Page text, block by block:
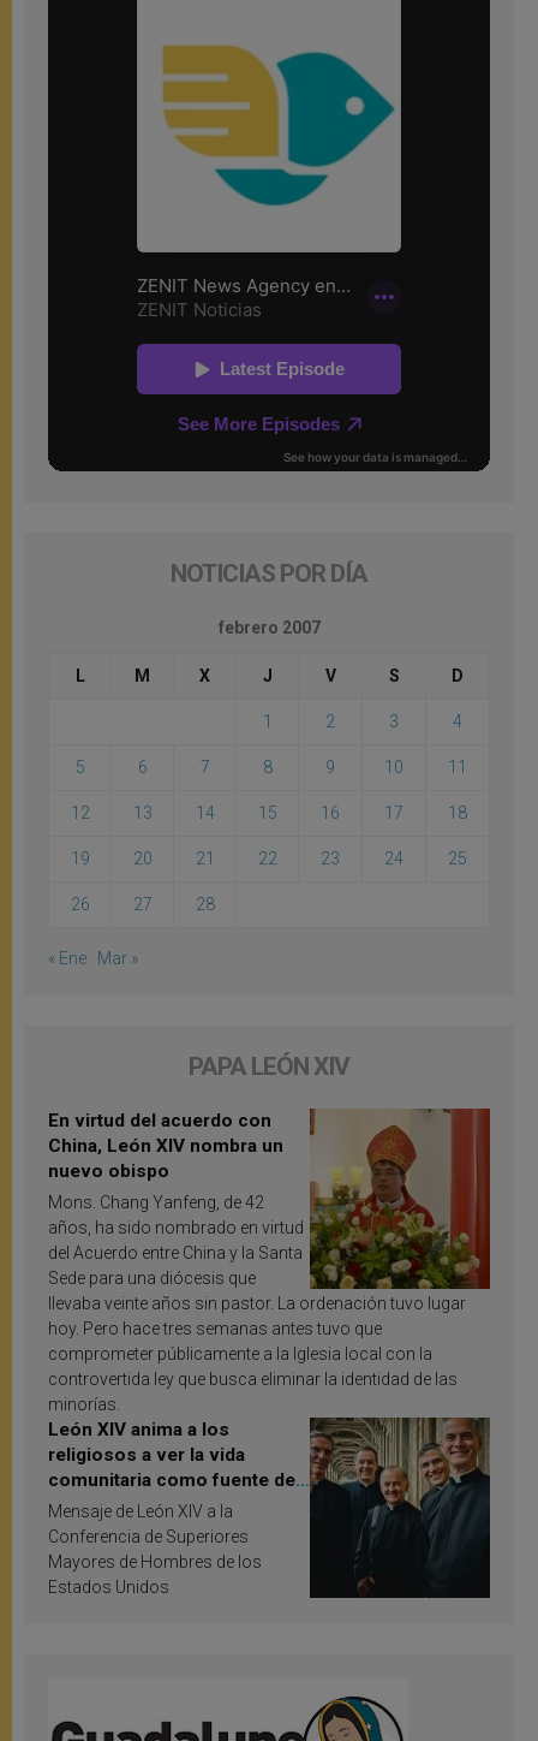
NOTICIAS POR DÍA
febrero 2007
L M X J V S D
1 2 3 4
5 6 7 8 9 10 11
12 13 14 15 16 17 18
19 20 21 22 23 24 25
26 27 28
« Ene Mar »
PAPA LEÓN XIV
En virtud del acuerdo con
China, León XIV nombra un
nuevo obispo
Mons. Chang Yanfeng, de 42
años, ha sido nombrado en virtud
del Acuerdo entre China y la Santa
Sede para una diócesis que
llevaba veinte años sin pastor. La ordenación tuvo lugar
hoy. Pero hace tres semanas antes tuvo que
comprometer públicamente a la Iglesia local con la
controvertida ley que busca eliminar la identidad de las
minorías.
León XIV anima a los
religiosos a ver la vida
comunitaria como fuente de
inspiración y santificación
Mensaje de León XIV a la
Conferencia de Superiores
Mayores de Hombres de los
Estados Unidos